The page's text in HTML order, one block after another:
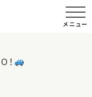
メニュー
！